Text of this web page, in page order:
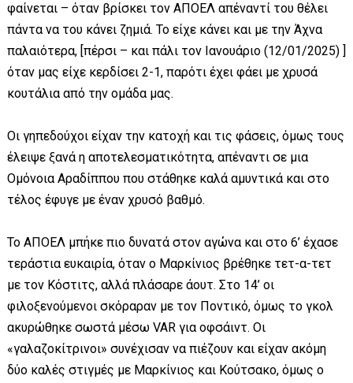
φαίνεται – όταν βρίσκει τον ΑΠΟΕΛ απέναντί του θέλει
πάντα να του κάνει ζημιά. Το είχε κάνει και με την Άχνα
παλαιότερα, [πέρσι – και πάλι τον Ιανουάριο (12/01/2025) ]
όταν μας είχε κερδίσει 2-1, παρότι έχει φάει με χρυσά
κουτάλια από την ομάδα μας.
Οι γηπεδούχοι είχαν την κατοχή και τις φάσεις, όμως τους
έλειψε ξανά η αποτελεσματικότητα, απέναντι σε μια
Ομόνοια Αραδίππου που στάθηκε καλά αμυντικά και στο
τέλος έφυγε με έναν χρυσό βαθμό.
Το ΑΠΟΕΛ μπήκε πιο δυνατά στον αγώνα και στο 6’ έχασε
τεράστια ευκαιρία, όταν ο Μαρκίνιος βρέθηκε τετ-α-τετ
με τον Κόστιτς, αλλά πλάσαρε άουτ. Στο 14’ οι
φιλοξενούμενοι σκόραραν με τον Ποντικό, όμως το γκολ
ακυρώθηκε σωστά μέσω VAR για οφσάιντ. Οι
«γαλαζοκίτρινοι» συνέχισαν να πιέζουν και είχαν ακόμη
δύο καλές στιγμές με Μαρκίνιος και Κούτσακο, όμως ο